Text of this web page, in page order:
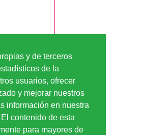
y de terceros
de la
usuarios, ofrecer
y mejorar nuestros
información en nuestra
contenido de esta
para mayores de